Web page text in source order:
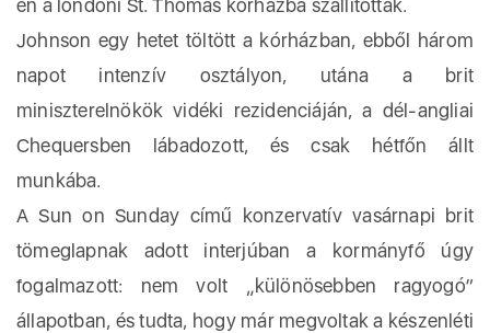
én a londoni St. Thomas kórházba szállították.
Johnson egy hetet töltött a kórházban, ebből három
napot intenzív osztályon, utána a brit
miniszterelnökök vidéki rezidenciáján, a dél-angliai
Chequersben lábadozott, és csak hétfőn állt
munkába.
A Sun on Sunday című konzervatív vasárnapi brit
tömeglapnak adott interjúban a kormányfő úgy
fogalmazott: nem volt „különösebben ragyogó”
állapotban, és tudta, hogy már megvoltak a készenléti